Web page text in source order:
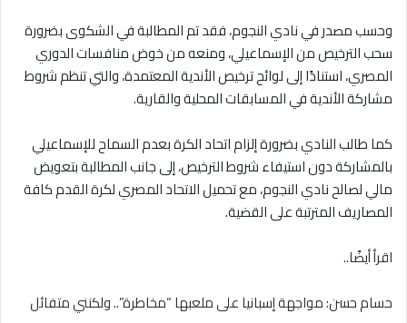
وحسب مصدر في نادي النجوم، فقد تم المطالبة في الشكوى بضرورة
سحب الترخيص من الإسماعيلي، ومنعه من خوض منافسات الدوري
المصري، استنادًا إلى لوائح ترخيص الأندية المعتمدة، والتي تنظم شروط
مشاركة الأندية في المسابقات المحلية والقارية.
كما طالب النادي بضرورة إلزام اتحاد الكرة بعدم السماح للإسماعيلي
بالمشاركة دون استيفاء شروط الترخيص، إلى جانب المطالبة بتعويض
مالي لصالح نادي النجوم، مع تحميل الاتحاد المصري لكرة القدم كافة
المصاريف المترتبة على القضية.
اقرأ أيضًا..
حسام حسن: مواجهة إسبانيا على ملعبها “مخاطرة”.. ولكنني متفائل